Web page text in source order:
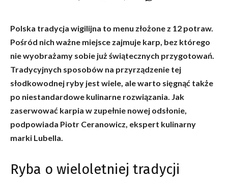
Polska tradycja wigilijna to menu złożone z 12 potraw.
Pośród nich ważne miejsce zajmuje karp, bez którego
nie wyobrażamy sobie już świątecznych przygotowań.
Tradycyjnych sposobów na przyrządzenie tej
słodkowodnej ryby jest wiele, ale warto sięgnąć także
po niestandardowe kulinarne rozwiązania. Jak
zaserwować karpia w zupełnie nowej odsłonie,
podpowiada Piotr Ceranowicz, ekspert kulinarny
marki Lubella.
Ryba o wieloletniej tradycji